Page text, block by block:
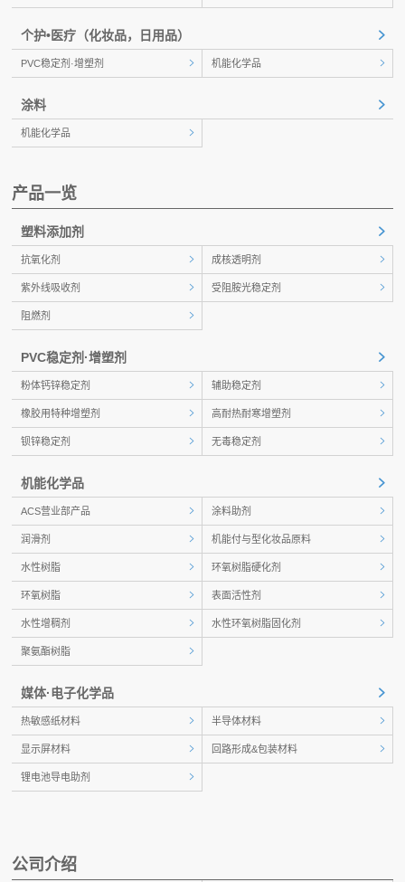
个护•医疗 （化妆品，日用品）
PVC稳定剂·增塑剂 机能化学品
涂料
机能化学品
产品一览
塑料添加剂
抗氧化剂 成核透明剂
紫外线吸收剂 受阻胺光稳定剂
阻燃剂
PVC稳定剂·增塑剂
粉体钙锌稳定剂 辅助稳定剂
橡胶用特种增塑剂 高耐热耐寒增塑剂
钡锌稳定剂 无毒稳定剂
机能化学品
ACS营业部产品 涂料助剂
润滑剂 机能付与型化妆品原料
水性树脂 环氧树脂硬化剂
环氧树脂 表面活性剂
水性增稠剂 水性环氧树脂固化剂
聚氨酯树脂
媒体·电子化学品
热敏感纸材料 半导体材料
显示屏材料 回路形成&包装材料
锂电池导电助剂
公司介绍